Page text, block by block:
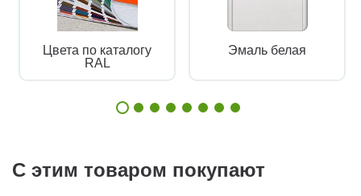
Цвета по каталогу
RAL
Эмаль белая
С этим товаром покупают